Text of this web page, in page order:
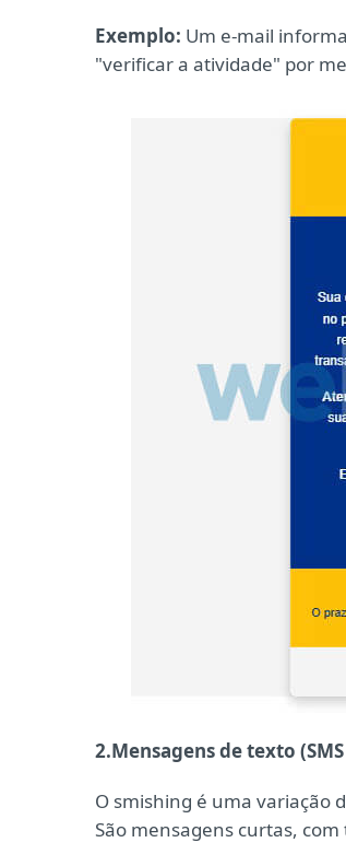
Exemplo: Um e-mail
"verificar a atividade" por
2.Mensagens de texto
O smishing é uma variação
São mensagens curtas,